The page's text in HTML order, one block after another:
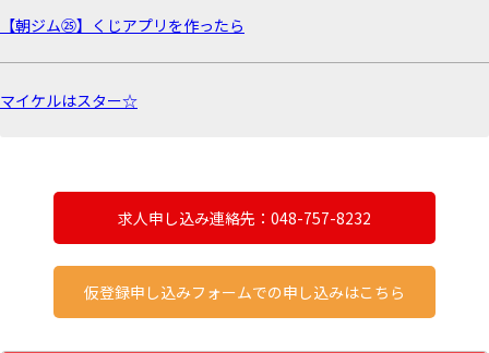
【朝ジム㉕】くじアプリを作ったら
マイケルはスター☆
求人申し込み連絡先：048-757-8232
仮登録申し込みフォームでの申し込みはこちら